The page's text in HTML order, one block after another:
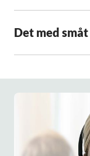
Det med småt